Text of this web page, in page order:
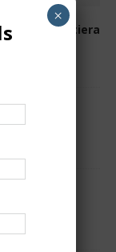
in tortiera
×